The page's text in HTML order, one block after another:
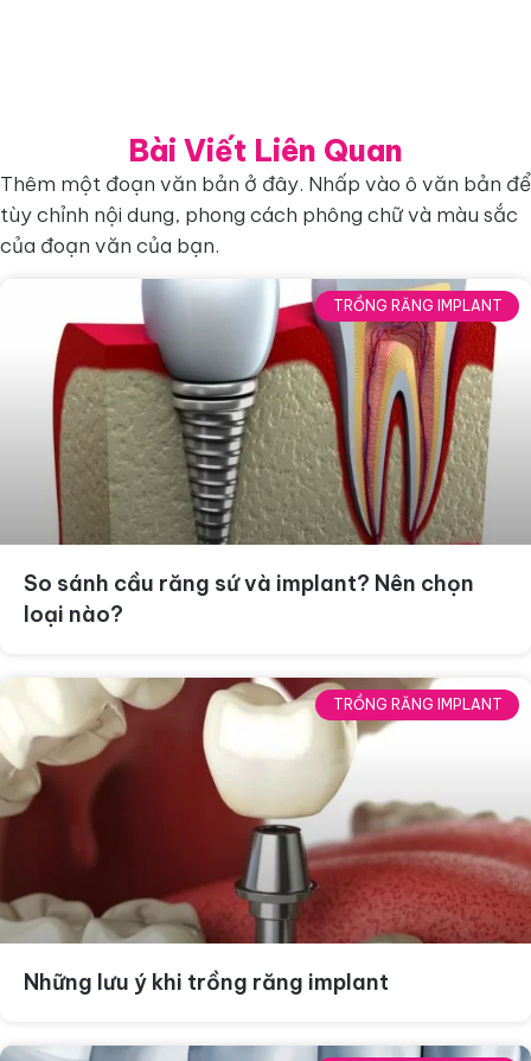
Bài Viết Liên Quan
Thêm một đoạn văn bản ở đây. Nhấp vào ô văn bản để
tùy chỉnh nội dung, phong cách phông chữ và màu sắc
của đoạn văn của bạn.
TRỒNG RĂNG IMPLANT
So sánh cầu răng sứ và implant? Nên chọn
loại nào?
TRỒNG RĂNG IMPLANT
Những lưu ý khi trồng răng implant